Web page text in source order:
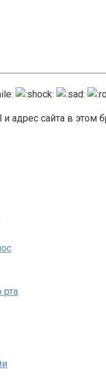
и адрес сайта в
рта